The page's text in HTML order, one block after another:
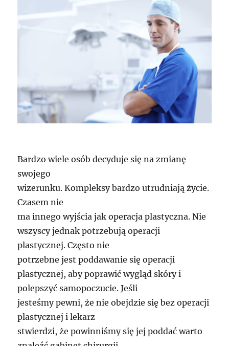
Bardzo wiele osób decyduje się na zmianę
swojego
wizerunku. Kompleksy bardzo utrudniają życie.
Czasem nie
ma innego wyjścia jak operacja plastyczna. Nie
wszyscy jednak potrzebują operacji
plastycznej. Często nie
potrzebne jest poddawanie się operacji
plastycznej, aby poprawić wygląd skóry i
polepszyć samopoczucie. Jeśli
jesteśmy pewni, że nie obejdzie się bez operacji
plastycznej i lekarz
stwierdzi, że powinniśmy się jej poddać warto